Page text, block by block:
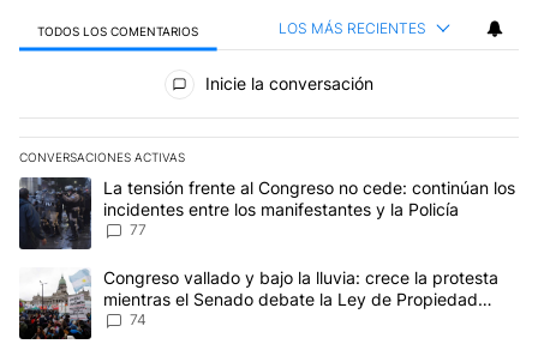
TODOS LOS COMENTARIOS LOS MÁS RECIENTES
Todos los comentarios
Inicie la conversación
CONVERSACIONES ACTIVAS
Este listado muestra los artículos con más comentarios en los
Un artículo de tendencia con el título "La tensión frente al
La tensión frente al Congreso no cede: continúan los
incidentes entre los manifestantes y la Policía
77
Un artículo de tendencia con el título "Congreso vallado y bajo
Congreso vallado y bajo la lluvia: crece la protesta
mientras el Senado debate la Ley de Propiedad
Privada
74